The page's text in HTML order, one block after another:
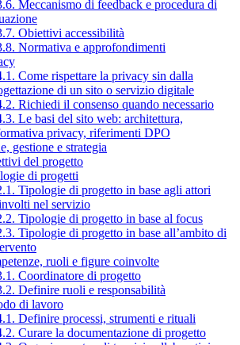
Meccanismo di feedback e procedura di
Obiettivi accessibilità
Normativa e approfondimenti
Come rispettare la privacy sin dalla
di un sito o servizio digitale
Richiedi il consenso quando necessario
Le basi del sito web: architettura,
privacy, riferimenti DPO
gestione e strategia
del progetto
di progetti
Tipologie di progetto in base agli attori
nel servizio
Tipologie di progetto in base al focus
Tipologie di progetto in base all’ambito di
ruoli e figure coinvolte
Coordinatore di progetto
Definire ruoli e responsabilità
di lavoro
Definire processi, strumenti e rituali
Curare la documentazione di progetto